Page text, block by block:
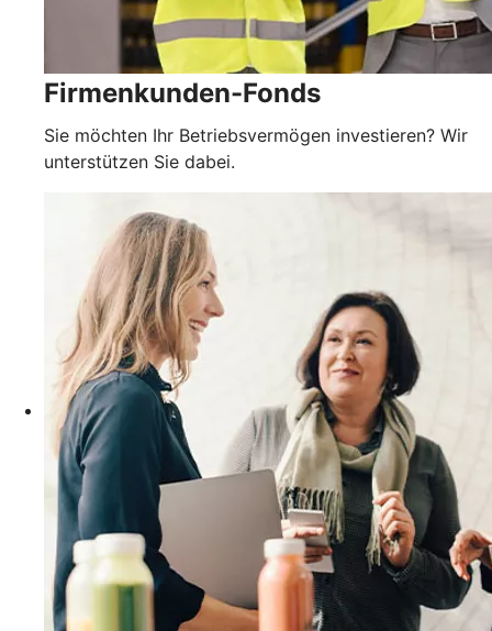
Firmenkunden-Fonds
Sie möchten Ihr Betriebsvermögen investieren? Wir
unterstützen Sie dabei.